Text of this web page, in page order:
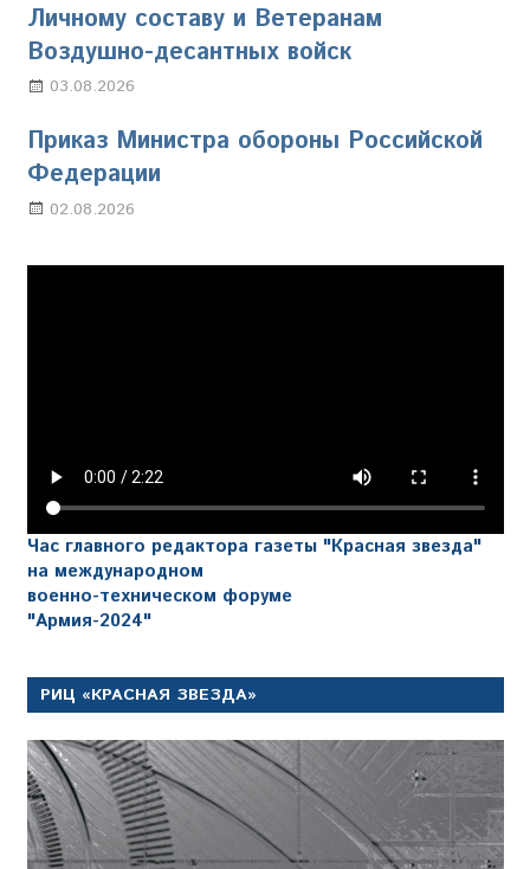
Личному составу и Ветеранам
Воздушно-десантных войск
03.08.2026
Приказ Министра обороны Российской
Федерации
02.08.2026
Час главного редактора газеты "Красная звезда"
на международном
военно-техническом форуме
"Армия-2024"
РИЦ «КРАСНАЯ ЗВЕЗДА»